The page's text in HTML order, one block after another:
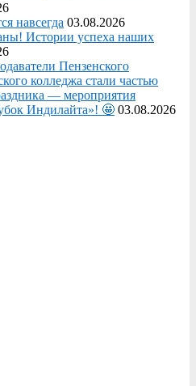
навсегда 03.08.2026
Истории успеха наших
Пензенского
колледжа стали частью
— мероприятия
Индилайта»! 🤩 03.08.2026